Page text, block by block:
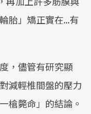
胎」矯正實在...有
，儘管有研究顯
減輕椎間盤的壓力
槍斃命」的結論。